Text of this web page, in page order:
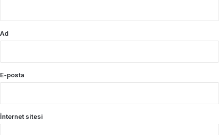
Ad
E-posta
İnternet sitesi